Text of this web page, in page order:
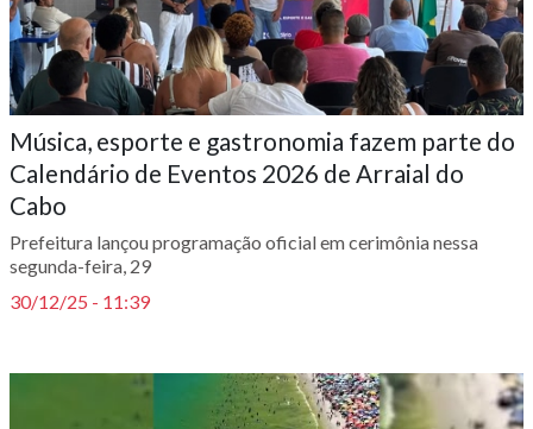
Música, esporte e gastronomia fazem parte do
Calendário de Eventos 2026 de Arraial do
Cabo
Prefeitura lançou programação oficial em cerimônia nessa
segunda-feira, 29
30/12/25 - 11:39